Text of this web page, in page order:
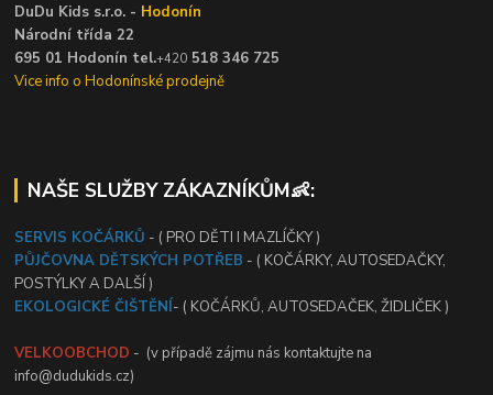
DuDu Kids s.r.o. - Hodonín
Národní třída 22
695 01 Hodonín tel.+420 518 346 725
Vice info o Hodonínské prodejně
NAŠE SLUŽBY ZÁKAZNÍKŮM👶:
SERVIS KOČÁRKŮ - ( PRO DĚTI I MAZLÍČKY )
PŮJČOVNA DĚTSKÝCH POTŘEB - ( KOČÁRKY, AUTOSEDAČKY,
POSTÝLKY A DALŠÍ )
EKOLOGICKÉ ČIŠTĚNÍ- ( KOČÁRKŮ, AUTOSEDAČEK, ŽIDLIČEK )
VELKOOBCHOD - (v případě zájmu nás kontaktujte na
info@dudukids.cz)